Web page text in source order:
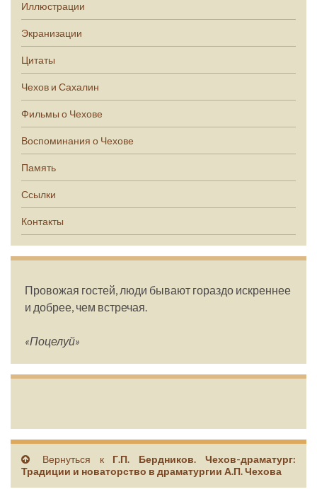
Иллюстрации
Экранизации
Цитаты
Чехов и Сахалин
Фильмы о Чехове
Воспоминания о Чехове
Память
Ссылки
Контакты
Провожая гостей, люди бывают гораздо искреннее
и добрее, чем встречая.
«Поцелуй»
Вернуться к Г.П. Бердников. Чехов-драматург:
Традиции и новаторство в драматургии А.П. Чехова